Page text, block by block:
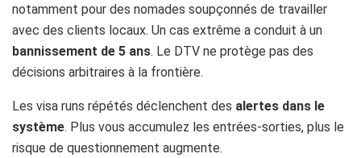
notamment pour des nomades soupçonnés de travailler
avec des clients locaux. Un cas extrême a conduit à un
bannissement de 5 ans. Le DTV ne protège pas des
décisions arbitraires à la frontière.
Les visa runs répétés déclenchent des alertes dans le
système. Plus vous accumulez les entrées-sorties, plus le
risque de questionnement augmente.